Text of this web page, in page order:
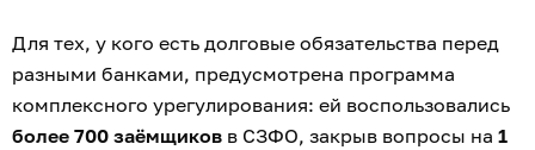
Для тех, у кого есть долговые обязательства перед
разными банками, предусмотрена программа
комплексного урегулирования: ей воспользовались
более 700 заёмщиков в СЗФО, закрыв вопросы на 1